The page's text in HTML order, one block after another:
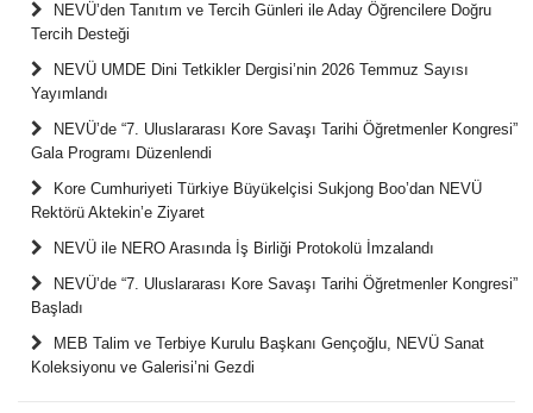
NEVÜ’den Tanıtım ve Tercih Günleri ile Aday Öğrencilere Doğru
Tercih Desteği
NEVÜ UMDE Dini Tetkikler Dergisi’nin 2026 Temmuz Sayısı
Yayımlandı
NEVÜ’de “7. Uluslararası Kore Savaşı Tarihi Öğretmenler Kongresi”
Gala Programı Düzenlendi
Kore Cumhuriyeti Türkiye Büyükelçisi Sukjong Boo’dan NEVÜ
Rektörü Aktekin’e Ziyaret
NEVÜ ile NERO Arasında İş Birliği Protokolü İmzalandı
NEVÜ’de “7. Uluslararası Kore Savaşı Tarihi Öğretmenler Kongresi”
Başladı
MEB Talim ve Terbiye Kurulu Başkanı Gençoğlu, NEVÜ Sanat
Koleksiyonu ve Galerisi’ni Gezdi